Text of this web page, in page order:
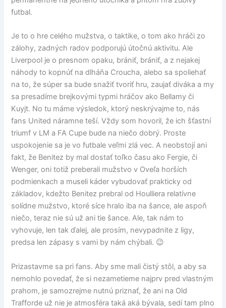
futbal.
Je to o hre celého mužstva, o taktike, o tom ako hráči zo
zálohy, zadných radov podporujú útočnú aktivitu. Ale
Liverpool je o presnom opaku, brániť, brániť, a z nejakej
náhody to kopnúť na dlháňa Croucha, alebo sa spoliehať
na to, že súper sa bude snažiť tvoriť hru, zaujať diváka a my
sa presadíme brejkovými typmi hráčov ako Bellamy či
Kuyjt. No tu máme výsledok, ktorý neskrývajme to, nás
fans United náramne teší. Vždy som hovoril, že ich šťastní
triumf v LM a FA Cupe bude na niečo dobrý. Proste
uspokojenie sa je vo futbale veľmi zlá vec. A neobstojí ani
fakt, že Benitez by mal dostať toľko času ako Fergie, či
Wenger, oni totiž preberali mužstvo v Oveľa horších
podmienkach a museli káder vybudovať prakticky od
základov, kdežto Benitez prebral od Houlliera relatívne
solídne mužstvo, ktoré síce hralo iba na šance, ale aspoň
niečo, teraz nie sú už ani tie šance. Ale, tak nám to
vyhovuje, len tak ďalej, ale prosím, nevypadnite z ligy,
predsa len zápasy s vami by nám chýbali. 😉
Prizastavme sa pri fans. Aby sme mali čistý stôl, a aby sa
nemohlo povedať, že si nezametieme najprv pred vlastným
prahom, je samozrejme nutnú priznať, že ani na Old
Trafforde už nie je atmosféra taká aká bývala, sedí tam plno